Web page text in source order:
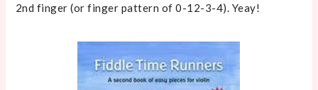
2nd finger (or finger pattern of 0-12-3-4). Yeay!